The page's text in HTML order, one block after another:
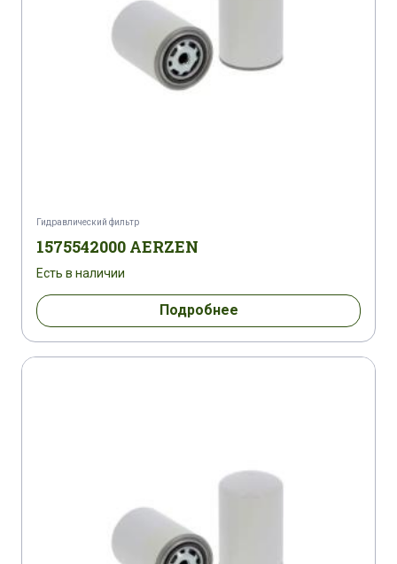
ATLAS COPCO GA 1308
ATLAS COPCO GA 1407 ATLAS COPCO GA 1408
ATLAS COPCO GA 15 FF
ATLAS COPCO GA 160 ATLAS COPCO GA 160
ATLAS COPCO GA 18 ATLAS COPCO GA 18
ATLAS COPCO GA 18 C ATLAS COPCO GA 18 C
Гидравлический фильтр
1575542000 AERZEN
Есть в наличии
Подробнее